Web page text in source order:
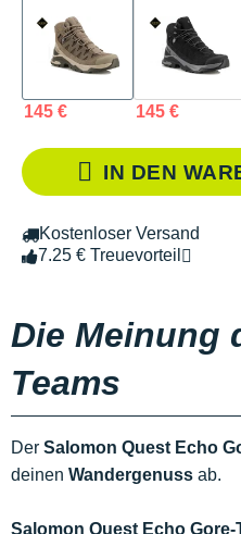
145 € 145 €
IN DEN
Kostenloser Versand
7.25 € Treuevorteil
Die Meinung
Teams
Der Salomon Quest Echo
deinen Wandergenuss ab.
Salomon Quest Echo